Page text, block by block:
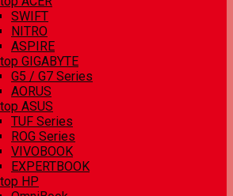
SWIFT
NITRO
ASPIRE
GIGABYTE
G5 / G7 Series
AORUS
ASUS
TUF Series
ROG Series
VIVOBOOK
EXPERTBOOK
HP